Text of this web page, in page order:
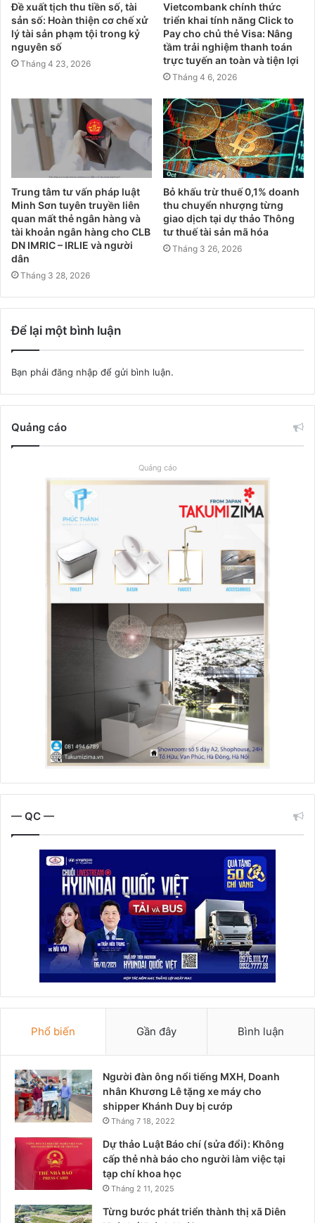
Đề xuất tịch thu tiền số, tài
sản số: Hoàn thiện cơ chế xử
lý tài sản phạm tội trong kỷ
nguyên số
Tháng 4 23, 2026
Vietcombank chính thức
triển khai tính năng Click to
Pay cho chủ thẻ Visa: Nâng
tầm trải nghiệm thanh toán
trực tuyến an toàn và tiện lợi
Tháng 4 6, 2026
Trung tâm tư vấn pháp luật
Minh Sơn tuyên truyền liên
quan mất thẻ ngân hàng và
tài khoản ngân hàng cho CLB
DN IMRIC – IRLIE và người
dân
Tháng 3 28, 2026
Bỏ khấu trừ thuế 0,1% doanh
thu chuyển nhượng từng
giao dịch tại dự thảo Thông
tư thuế tài sản mã hóa
Tháng 3 26, 2026
Để lại một bình luận
Bạn phải đăng nhập để gửi bình luận.
Quảng cáo
Quảng cáo
— QC —
Phổ biến Gần đây Bình luận
Người đàn ông nổi tiếng MXH, Doanh
nhân Khương Lê tặng xe máy cho
shipper Khánh Duy bị cướp
Tháng 7 18, 2022
Dự thảo Luật Báo chí (sửa đổi): Không
cấp thẻ nhà báo cho người làm việc tại
tạp chí khoa học
Tháng 2 11, 2025
Từng bước phát triển thành thị xã Diên